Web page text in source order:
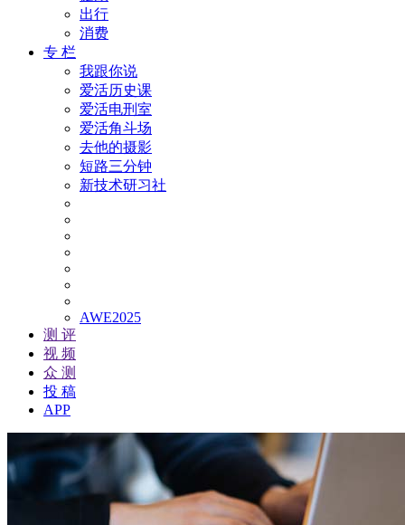
出行
消费
专 栏
我跟你说
爱活历史课
爱活电刑室
爱活角斗场
去他的摄影
短路三分钟
新技术研习社
AWE2025
测 评
视 频
众 测
投 稿
APP